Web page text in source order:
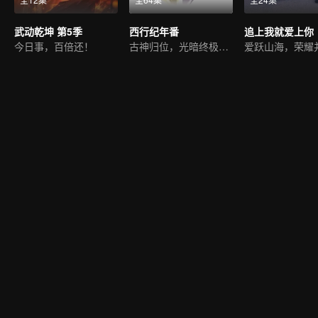
武动乾坤 第5季
今日事，百倍还！
西行纪年番
古神归位，光暗终极一战
追上我就爱上你
爱跃山海，荣耀